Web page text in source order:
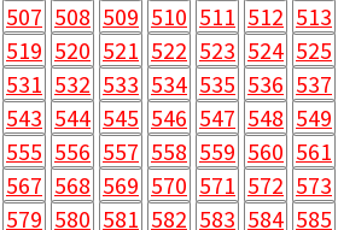
507 508 509 510 511 512 513
519 520 521 522 523 524 525
531 532 533 534 535 536 537
543 544 545 546 547 548 549
555 556 557 558 559 560 561
567 568 569 570 571 572 573
579 580 581 582 583 584 585